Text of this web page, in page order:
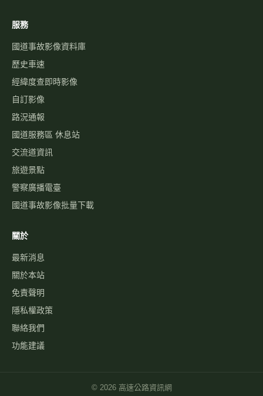
服務
國道事故影像資料庫
歷史車速
經緯度查即時影像
自訂影像
路況通報
國道服務區 休息站
交流道資訊
旅遊景點
警察廣播電臺
國道事故影像批量下載
關於
最新消息
關於本站
免責聲明
隱私權政策
聯絡我們
功能建議
© 2026高速公路資訊網